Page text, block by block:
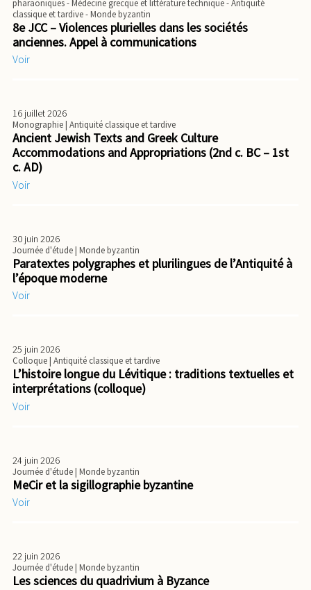
pharaoniques - Médecine grecque et littérature technique - Antiquité
classique et tardive - Monde byzantin
8e JCC – Violences plurielles dans les sociétés
anciennes. Appel à communications
Voir
16 juillet 2026
Monographie| Antiquité classique et tardive
Ancient Jewish Texts and Greek Culture
Accommodations and Appropriations (2nd c. BC – 1st
c. AD)
Voir
30 juin 2026
Journée d'étude| Monde byzantin
Paratextes polygraphes et plurilingues de l’Antiquité à
l’époque moderne
Voir
25 juin 2026
Colloque| Antiquité classique et tardive
L’histoire longue du Lévitique : traditions textuelles et
interprétations (colloque)
Voir
24 juin 2026
Journée d'étude| Monde byzantin
MeCir et la sigillographie byzantine
Voir
22 juin 2026
Journée d'étude| Monde byzantin
Les sciences du quadrivium à Byzance